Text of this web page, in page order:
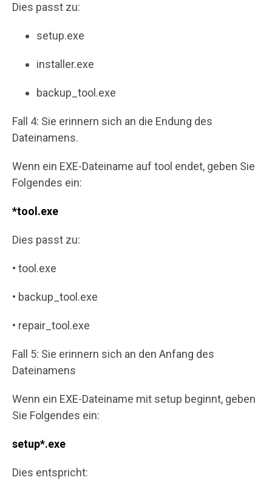
Dies passt zu:
setup.exe
installer.exe
backup_tool.exe
Fall 4: Sie erinnern sich an die Endung des
Dateinamens.
Wenn ein EXE-Dateiname auf tool endet, geben Sie
Folgendes ein:
*tool.exe
Dies passt zu:
• tool.exe
• backup_tool.exe
• repair_tool.exe
Fall 5: Sie erinnern sich an den Anfang des
Dateinamens
Wenn ein EXE-Dateiname mit setup beginnt, geben
Sie Folgendes ein:
setup*.exe
Dies entspricht: